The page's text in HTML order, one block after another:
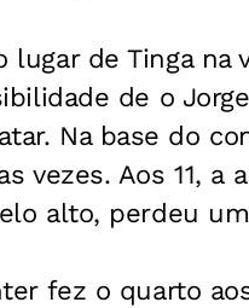
lugar de Tinga
de o
Na base do
vezes. Aos 11,
alto, perdeu
fez o quarto